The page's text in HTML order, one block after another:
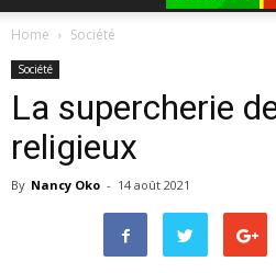
Home Société
Société
La supercherie
religieux
By Nancy Oko - 14 août 2021